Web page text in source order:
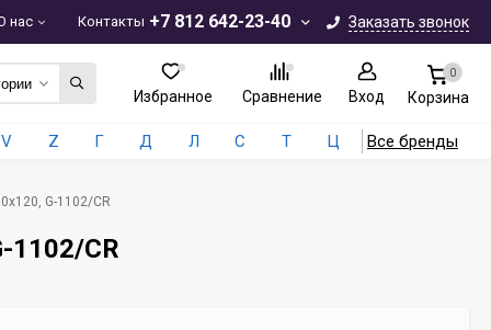
+7 812 642-23-40 Заказать звонок
нас Контакты
Избранное Сравнение Вход
0
Корзина
V Z Г Д Л С Т Ц Все бренды
G-1102/CR
1102/CR